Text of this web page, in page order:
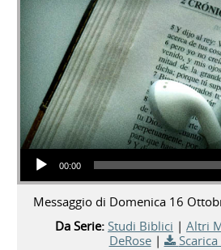
Audio Player
00:00
Messaggio di Domenica 16
Da Serie: Studi Biblici | Altri
DeRose|